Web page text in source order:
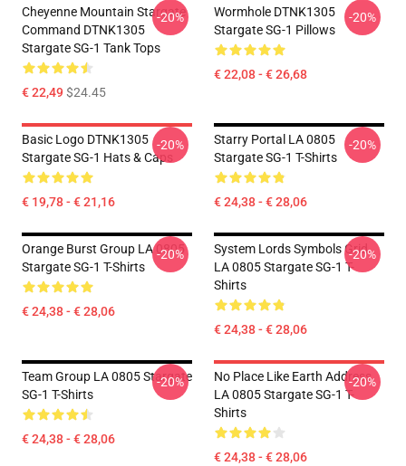
Cheyenne Mountain Stargate
Command DTNK1305
Stargate SG-1 Tank Tops
€ 22,49$24.45
-20%
Wormhole DTNK1305
Stargate SG-1 Pillows
€ 22,08 - € 26,68
-20%
Basic Logo DTNK1305
Stargate SG-1 Hats & Caps
€ 19,78 - € 21,16
-20%
Starry Portal LA 0805
Stargate SG-1 T-Shirts
€ 24,38 - € 28,06
-20%
Orange Burst Group LA 0805
Stargate SG-1 T-Shirts
€ 24,38 - € 28,06
-20%
System Lords Symbols Grid
LA 0805 Stargate SG-1 T-
Shirts
€ 24,38 - € 28,06
-20%
Team Group LA 0805 Stargate
SG-1 T-Shirts
€ 24,38 - € 28,06
-20%
No Place Like Earth Address
LA 0805 Stargate SG-1 T-
Shirts
€ 24,38 - € 28,06
-20%